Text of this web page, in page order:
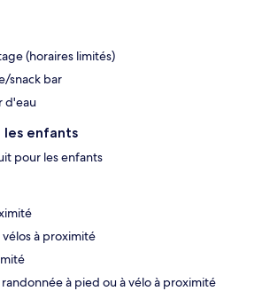
(horaires limités)
snack bar
d'eau
les enfants
pour les enfants
à proximité
à pied ou à vélo à proximité